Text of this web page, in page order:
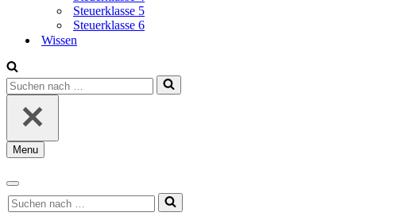
Steuerklasse 5
Steuerklasse 6
Wissen
Suchen
nach …
Menu
Navigationsmenü
Navigationsmenü
Suchen
nach …